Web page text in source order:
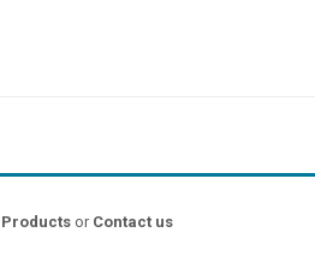
Productsor Contact us